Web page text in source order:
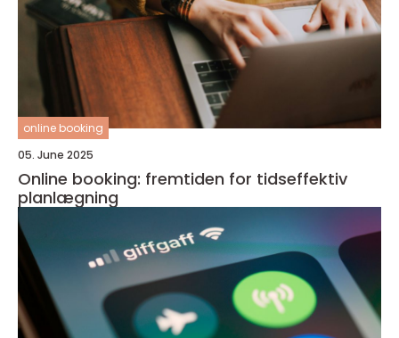
online booking
05. June 2025
Online booking: fremtiden for tidseffektiv
planlægning